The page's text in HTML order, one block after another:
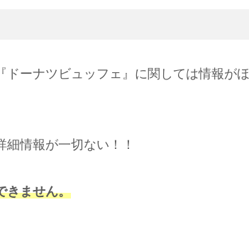
ーナツビュッフェ』に関しては情報がほ
情報が一切ない！！
きません。